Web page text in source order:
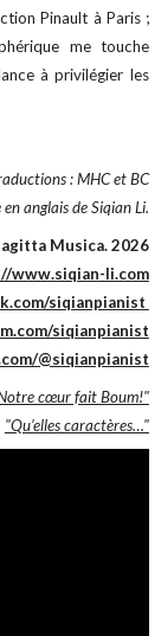
Pinault à Paris ;
me touche
à privilégier les
: MHC et BC
anglais de Siqian Li.
Musica. 2026
www.siqian-li.com
siqianpianist
siqianpianist
@siqianpianist
cœur fait Boum!"
"Qu’elles caractères…"